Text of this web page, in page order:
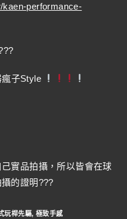
kaen-performance-
子Style
實品拍攝，所以皆會在球
的證明???
玩桿先驅, 極致手感